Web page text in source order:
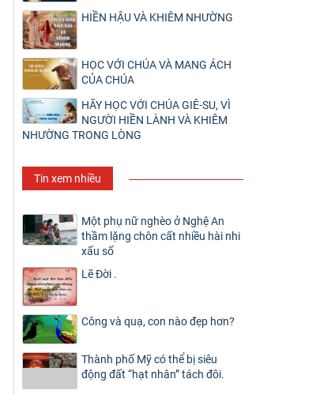
HIỀN HẬU VÀ KHIÊM NHƯỜNG
HỌC VỚI CHÚA VÀ MANG ÁCH
CỦA CHÚA
HÃY HỌC VỚI CHÚA GIÊ-SU, VÌ
NGƯỜI HIỀN LÀNH VÀ KHIÊM
NHƯỜNG TRONG LÒNG
Tin xem nhiều
Một phụ nữ nghèo ở Nghệ An
thầm lặng chôn cất nhiều hài nhi
xấu số
Lẽ Đời .
Công và quạ, con nào đẹp hơn?
Thành phố Mỹ có thể bị siêu
động đất “hạt nhân” tách đôi.